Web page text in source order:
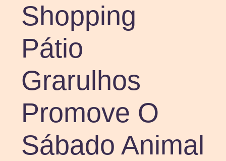
Shopping
Pátio
Grarulhos
Promove O
Sábado Animal